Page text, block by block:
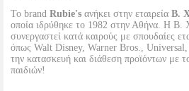
Το brand Rubie's ανήκει στην εταιρεία Β.
οποία ιδρύθηκε το 1982 στην Αθήνα. Η Β.
συνεργαστεί κατά καιρούς με σπουδαίες
όπως Walt Disney, Warner Bros.,
την κατασκευή και διάθεση προϊόντων με
παιδιών!